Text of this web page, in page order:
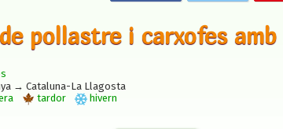
pollastre i carxofes
→ Cataluna-La Llagosta
tardor
hivern